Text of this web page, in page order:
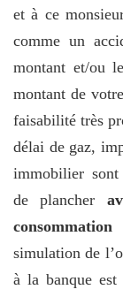
et à ce
comme un
montant et/ou
montant de
faisabilité très
délai de gaz,
immobilier sont
de plancher
consommation
simulation de
à la banque est